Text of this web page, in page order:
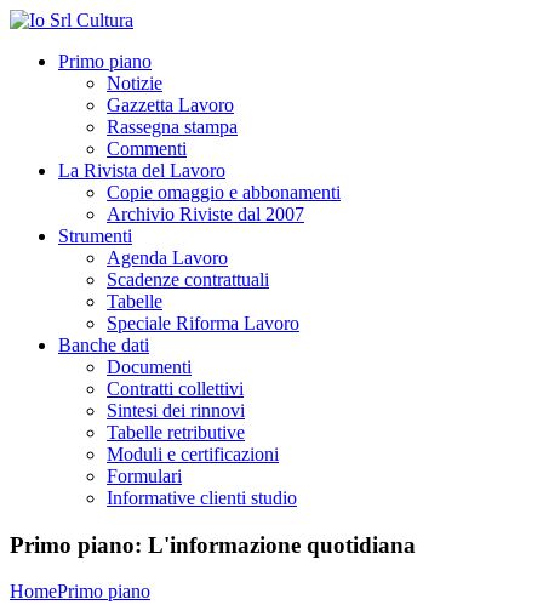
Primo piano
Notizie
Gazzetta Lavoro
Rassegna stampa
Commenti
La Rivista del Lavoro
Copie omaggio e abbonamenti
Archivio Riviste dal 2007
Strumenti
Agenda Lavoro
Scadenze contrattuali
Tabelle
Speciale Riforma Lavoro
Banche dati
Documenti
Contratti collettivi
Sintesi dei rinnovi
Tabelle retributive
Moduli e certificazioni
Formulari
Informative clienti studio
Primo piano: L'informazione quotidiana
HomePrimo piano